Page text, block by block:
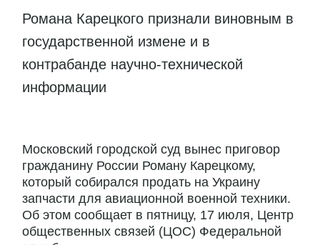
Романа Карецкого признали виновным в
государственной измене и в
контрабанде научно-технической
информации
Московский городской суд вынес приговор
гражданину России Роману Карецкому,
который собирался продать на Украину
запчасти для авиационной военной техники.
Об этом сообщает в пятницу, 17 июля, Центр
общественных связей (ЦОС) Федеральной